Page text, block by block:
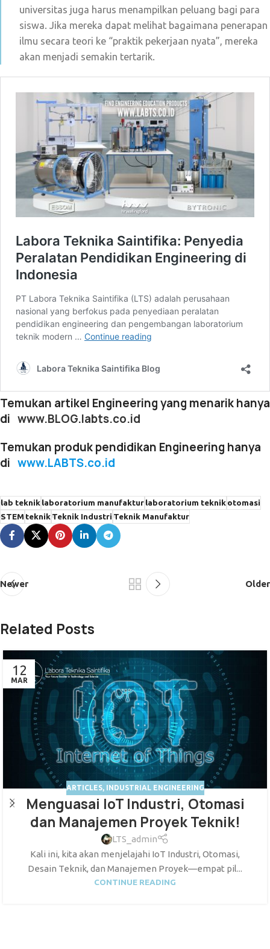
universitas juga harus menampilkan peluang bagi para
siswa. Jika mereka dapat melihat bagaimana penerapan
ilmu secara teori ke “praktik pekerjaan nyata”, mereka
akan menjadi semakin tertarik.
Temukan artikel Engineering yang menarik hanya
di www.BLOG.labts.co.id
Temukan produk pendidikan Engineering hanya
di www.LABTS.co.id
lab tekniklaboratorium manufakturlaboratorium teknikotomasi
STEMteknikTeknik IndustriTeknik Manufaktur
Newer Older
Related Posts
12
MAR
ARTICLES, INDUSTRIAL ENGINEERING
Menguasai IoT Industri, Otomasi
dan Manajemen Proyek Teknik!
LTS_admin
Kali ini, kita akan menjelajahi IoT Industri, Otomasi,
Desain Teknik, dan Manajemen Proyek—empat pil...
CONTINUE READING